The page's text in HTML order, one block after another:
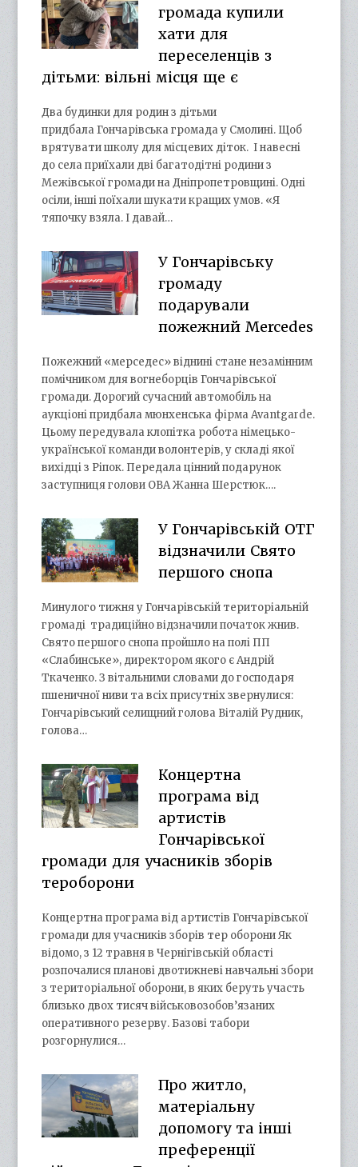
громада купили
хати для
переселенців з
дітьми: вільні місця ще є
Два будинки для родин з дітьми
придбала Гончарівська громада у Смолині. Щоб
врятувати школу для місцевих діток. І навесні
до села приїхали дві багатодітні родини з
Межівської громади на Дніпропетровщині. Одні
осіли, інші поїхали шукати кращих умов. «Я
тяпочку взяла. І давай…
У Гончарівську
громаду
подарували
пожежний Mercedes
Пожежний «мерседес» віднині стане незамінним
помічником для вогнеборців Гончарівської
громади. Дорогий сучасний автомобіль на
аукціоні придбала мюнхенська фірма Avantgarde.
Цьому передувала клопітка робота німецько-
української команди волонтерів, у складі якої
вихідці з Ріпок. Передала цінний подарунок
заступниця голови ОВА Жанна Шерстюк….
У Гончарівській ОТГ
відзначили Свято
першого снопа
Минулого тижня у Гончарівській територіальній
громаді традиційно відзначили початок жнив.
Свято першого снопа пройшло на полі ПП
«Слабинське», директором якого є Андрій
Ткаченко. З вітальними словами до господаря
пшеничної ниви та всіх присутніх звернулися:
Гончарівський селищний голова Віталій Рудник,
голова…
Концертна
програма від
артистів
Гончарівської
громади для учасників зборів
тероборони
Концертна програма від артистів Гончарівської
громади для учасників зборів тер оборони Як
відомо, з 12 травня в Чернігівській області
розпочалися планові двотижневі навчальні збори
з територіальної оборони, в яких беруть участь
близько двох тисяч військовозобов’язаних
оперативного резерву. Базові табори
розгорнулися…
Про житло,
матеріальну
допомогу та інші
преференції